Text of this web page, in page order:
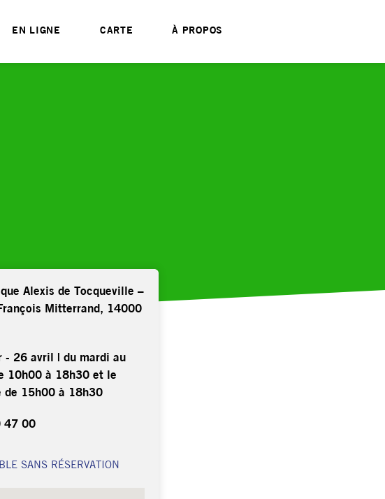
EN LIGNE CARTE À PROPOS
Alexis de Tocqueville –
Mitterrand, 14000
- 26 avril | du mardi au
10h00 à 18h30 et le
de 15h00 à 18h30
47 00
SANS RÉSERVATION